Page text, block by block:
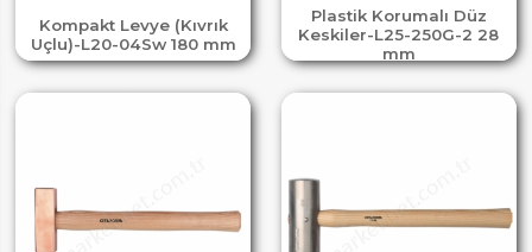
Kompakt Levye (Kıvrık
Uçlu)-L20-04Sw 180 mm
Plastik Korumalı Düz
Keskiler-L25-250G-2 28
mm